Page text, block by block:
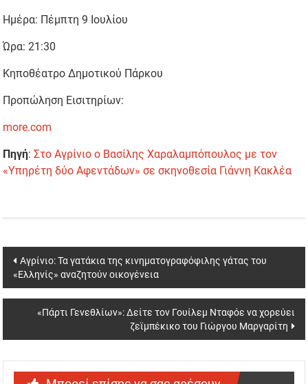
Ημέρα: Πέμπτη 9 Ιουλίου
Ώρα: 21:30
Κηποθέατρο Δημοτικού Πάρκου
Προπώληση Εισιτηρίων:
more.com
Πηγή:Στο Αγρίνιο ο Βασίλης Χαραλαμπόπουλος με τον
«Υπηρέτη δύο Αφεντάδων» σε σκηνοθεσία Γιάννη Κακλέα
Post
navigation
Αγρίνιο: Τα γατάκια της κινηματογραφόφιλης γάτας του
«Ελληνίς» αναζητούν οικογένεια
«Πάρτι Γενεθλίων»: Δείτε τον Γουίλεμ Νταφόε να χορεύει
ζεϊμπέκικο του Γιώργου Μαργαρίτη